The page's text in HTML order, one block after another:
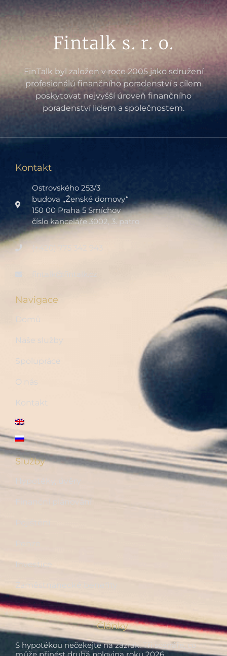
Fintalk s. r. o.
FinTalk byl založen v roce 2005 jako sdružení
profesionálů finančního poradenství s cílem
poskytovat nejvyšší úroveň finančního
poradenství lidem a společnostem.
Kontakt
Ostrovského 253/3
budova „Ženské domovy“
150 00 Praha 5 Smíchov
číslo kanceláře 3002, 3. patro
(+420) 775 342 943
fintalk@fintalk.cz
Navigace
Domů
Naše služby
Spolupráce
O nás
Kontakt
Služby
Finanční plánování
Investice
Zaměstnanecké benefity
Články
S hypotékou nečekejte na zázrak. Tři scénáře, co
může přinést druhá polovina roku 2026